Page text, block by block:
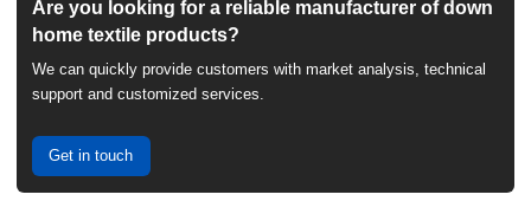
Are you looking for a reliable manufacturer of down
home textile products?
We can quickly provide customers with market analysis, technical
support and customized services.
Get in touch